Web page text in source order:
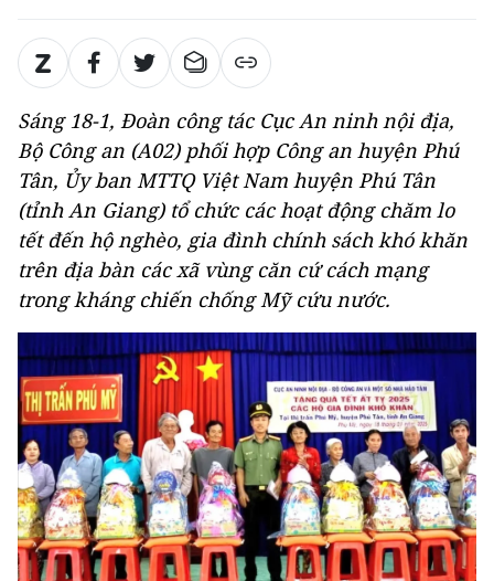
Sáng 18-1, Đoàn công tác Cục An ninh nội địa,
Bộ Công an (A02) phối hợp Công an huyện Phú
Tân, Ủy ban MTTQ Việt Nam huyện Phú Tân
(tỉnh An Giang) tổ chức các hoạt động chăm lo
tết đến hộ nghèo, gia đình chính sách khó khăn
trên địa bàn các xã vùng căn cứ cách mạng
trong kháng chiến chống Mỹ cứu nước.